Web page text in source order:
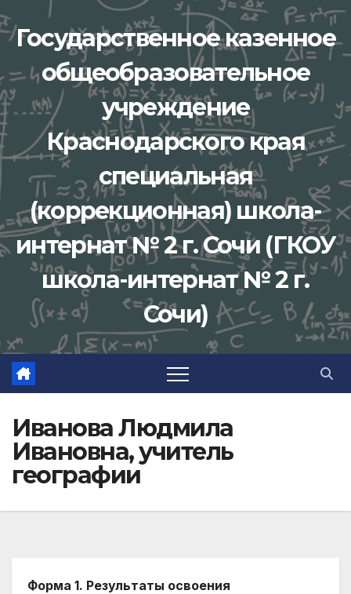
Перейти
к
содержимому
Государственное казенное
общеобразовательное
учреждение
Краснодарского края
специальная
(коррекционная) школа-
интернат № 2 г. Сочи (ГКОУ
школа-интернат № 2 г.
Сочи)
Иванова Людмила
Ивановна, учитель
географии
Форма 1. Результаты освоения